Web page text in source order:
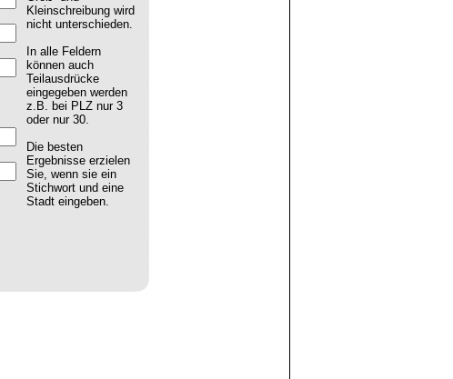
Kleinschreibung wird
nicht unterschieden.
In alle Feldern
können auch
Teilausdrücke
eingegeben werden
z.B. bei PLZ nur 3
oder nur 30.
Die besten
Ergebnisse erzielen
Sie, wenn sie ein
Stichwort und eine
Stadt eingeben.